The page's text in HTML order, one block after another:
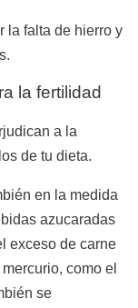
la falta de hierro y
la fertilidad
a la
de tu dieta.
en la medida
azucaradas
exceso de carne
como el
se